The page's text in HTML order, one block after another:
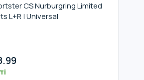
CS Nurburgring Limited
L+R | Universal